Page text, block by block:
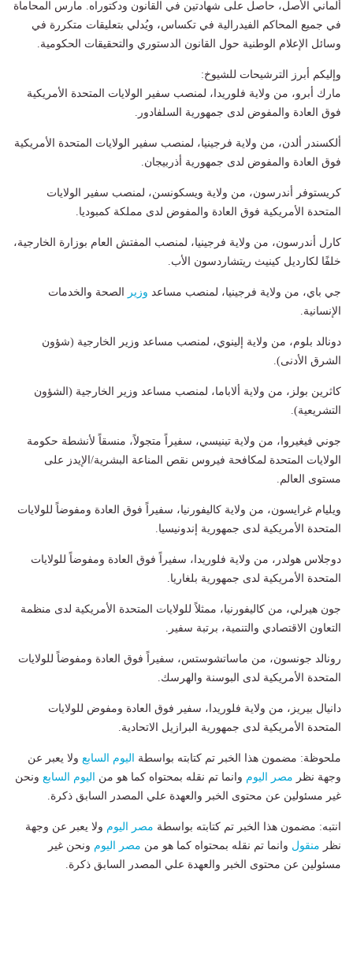
ألماني الأصل، حاصل على شهادتين في القانون ودكتوراه. مارس المحاماة
في جميع المحاكم الفيدرالية في تكساس، ويُدلي بتعليقات متكررة في
وسائل الإعلام الوطنية حول القانون الدستوري والتحقيقات الحكومية.
وإليكم أبرز الترشيحات للشيوخ:
مارك أبرو، من ولاية فلوريدا، لمنصب سفير الولايات المتحدة الأمريكية
فوق العادة والمفوض لدى جمهورية السلفادور.
ألكسندر ألدن، من ولاية فرجينيا، لمنصب سفير الولايات المتحدة الأمريكية
فوق العادة والمفوض لدى جمهورية أذربيجان.
كريستوفر أندرسون، من ولاية ويسكونسن، لمنصب سفير الولايات
المتحدة الأمريكية فوق العادة والمفوض لدى مملكة كمبوديا.
كارل أندرسون، من ولاية فرجينيا، لمنصب المفتش العام بوزارة الخارجية،
خلفًا لكارديل كينيث ريتشاردسون الأب.
جي باي، من ولاية فرجينيا، لمنصب مساعد وزير الصحة والخدمات
الإنسانية.
دونالد بلوم، من ولاية إلينوي، لمنصب مساعد وزير الخارجية (شؤون
الشرق الأدنى).
كاثرين بولز، من ولاية ألاباما، لمنصب مساعد وزير الخارجية (الشؤون
التشريعية).
جوني فيغيروا، من ولاية تينيسي، سفيراً متجولاً، منسقاً لأنشطة حكومة
الولايات المتحدة لمكافحة فيروس نقص المناعة البشرية/الإيدز على
مستوى العالم.
ويليام غرايسون، من ولاية كاليفورنيا، سفيراً فوق العادة ومفوضاً للولايات
المتحدة الأمريكية لدى جمهورية إندونيسيا.
دوجلاس هولدر، من ولاية فلوريدا، سفيراً فوق العادة ومفوضاً للولايات
المتحدة الأمريكية لدى جمهورية بلغاريا.
جون هيرلي، من كاليفورنيا، ممثلاً للولايات المتحدة الأمريكية لدى منظمة
التعاون الاقتصادي والتنمية، برتبة سفير.
رونالد جونسون، من ماساتشوستس، سفيراً فوق العادة ومفوضاً للولايات
المتحدة الأمريكية لدى البوسنة والهرسك.
دانيال بيريز، من ولاية فلوريدا، سفير فوق العادة ومفوض للولايات
المتحدة الأمريكية لدى جمهورية البرازيل الاتحادية.
ملحوظة: مضمون هذا الخبر تم كتابته بواسطة اليوم السابع ولا يعبر عن
وجهة نظر مصر اليوم وانما تم نقله بمحتواه كما هو من اليوم السابع ونحن
غير مسئولين عن محتوى الخبر والعهدة علي المصدر السابق ذكرة.
انتبه: مضمون هذا الخبر تم كتابته بواسطة مصر اليوم ولا يعبر عن وجهة
نظر منقول وانما تم نقله بمحتواه كما هو من مصر اليوم ونحن غير
مسئولين عن محتوى الخبر والعهدة علي المصدر السابق ذكرة.